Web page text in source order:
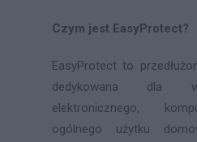
Czym jest EasyProtect?
EasyProtect to
dedykowana dla
elektronicznego,
ogólnego użytku